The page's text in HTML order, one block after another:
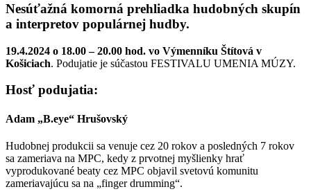
Nesúťažná komorná prehliadka hudobných skupín
a interpretov populárnej hudby.
19.4.2024 o 18.00 – 20.00 hod. vo Výmenníku Štítová v
Košiciach. Podujatie je súčastou FESTIVALU UMENIA MÚZY.
Hosť podujatia:
Adam „B.eye“ Hrušovský
Hudobnej produkcii sa venuje cez 20 rokov a posledných 7 rokov
sa zameriava na MPC, kedy z prvotnej myšlienky hrať
vyprodukované beaty cez MPC objavil svetovú komunitu
zameriavajúcu sa na „finger drumming“.